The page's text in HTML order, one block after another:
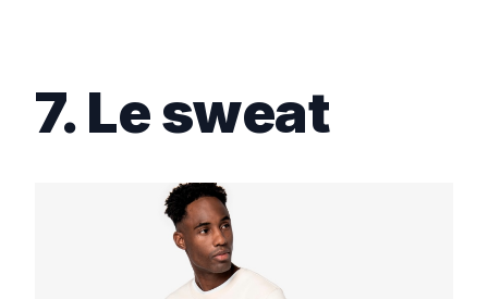
7. Le sweat